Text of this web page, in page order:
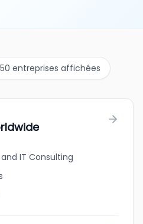
50 entreprises affichées
IT Consulting